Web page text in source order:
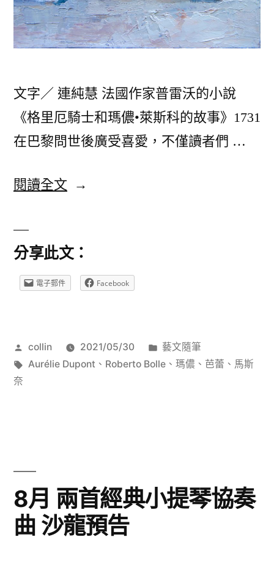
文字／ 連純慧 法國作家普雷沃的小說
《格里厄騎士和瑪儂•萊斯科的故事》1731
在巴黎問世後廣受喜愛，不僅讀者們 …
閱讀全文 〈舞
春
的
愛
情
儂》
之
分享此文：
電子郵件 Facebook
作
者:
collin 2021/05/30
分
類:
藝文隨筆
標
Aurélie Dupont 、 Roberto Bolle、 瑪儂 、 芭蕾 、 馬斯
奈
8月 兩首經典小提琴協奏
曲 沙龍預告